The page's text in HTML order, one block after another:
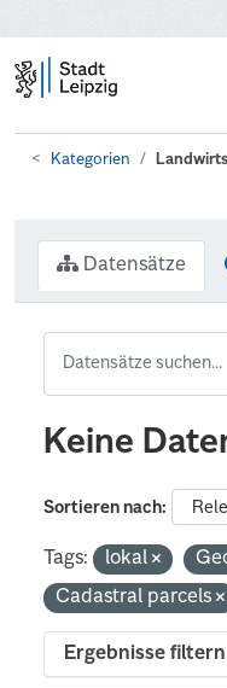
Kategorien
Datensätze
Keine
Sortieren nach
Tags: lokal
Cadastral parcels
Ergebnisse filtern